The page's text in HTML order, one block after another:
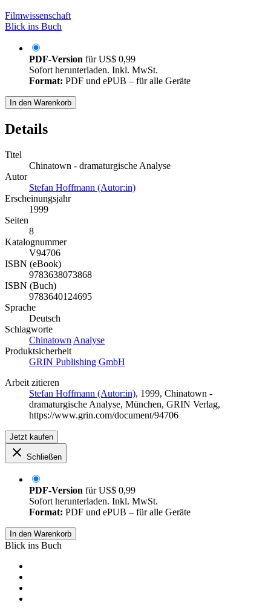
Filmwissenschaft
Blick ins Buch
PDF-Version fürUS$ 0,99
Sofort herunterladen. Inkl. MwSt.
Format: PDF und ePUB – für alle Geräte
In den Warenkorb
Details
Titel
Chinatown - dramaturgische Analyse
Autor
Stefan Hoffmann (Autor:in)
Erscheinungsjahr
1999
Seiten
8
Katalognummer
V94706
ISBN (eBook)
9783638073868
ISBN (Buch)
9783640124695
Sprache
Deutsch
Schlagworte
Chinatown Analyse
Produktsicherheit
GRIN Publishing GmbH
Arbeit zitieren
Stefan Hoffmann (Autor:in), 1999, Chinatown -
dramaturgische Analyse, München, GRIN Verlag,
https://www.grin.com/document/94706
Jetzt kaufen
Schließen
PDF-Version fürUS$ 0,99
Sofort herunterladen. Inkl. MwSt.
Format: PDF und ePUB – für alle Geräte
In den Warenkorb
Blick ins Buch